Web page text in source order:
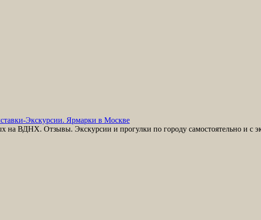
Экскурсии. Ярмарки в Москве
ВДНХ. Отзывы. Экскурсии и прогулки по городу самостоятельно и с